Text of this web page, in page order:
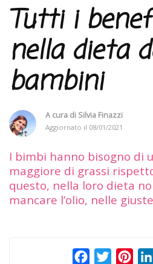
Tutti i
nella dieta
bambini
A cura di Silvia Finazzi
Aggiornato il 08/01/2021
I bimbi hanno bisogno di
maggiore di grassi
questo, nella loro dieta
mancare l’olio, nelle
FacebookTwitter